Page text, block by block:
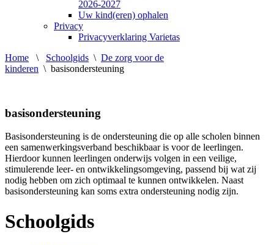
2026-2027
Uw kind(eren) ophalen
Privacy
Privacyverklaring Varietas
Home
\ Schoolgids \ De zorg voor de
kinderen \ basisondersteuning
basisondersteuning
Basisondersteuning is de ondersteuning die op alle scholen binnen
een samenwerkingsverband beschikbaar is voor de leerlingen.
Hierdoor kunnen leerlingen onderwijs volgen in een veilige,
stimulerende leer- en ontwikkelingsomgeving, passend bij wat zij
nodig hebben om zich optimaal te kunnen ontwikkelen. Naast
basisondersteuning kan soms extra ondersteuning nodig zijn.
Schoolgids